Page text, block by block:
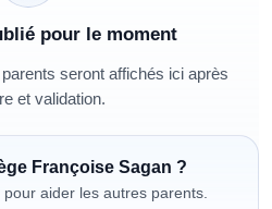
pour le moment
seront affichés ici après
et validation.
Françoise Sagan ?
aider les autres parents.